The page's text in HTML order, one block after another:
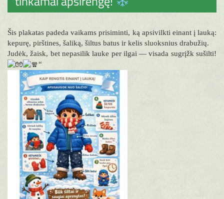
Šis plakatas padeda vaikams prisiminti, ką apsivilkti einant į lauką:
kepurę, pirštines, šaliką, šiltus batus ir kelis sluoksnius drabužių.
Judėk, žaisk, bet nepasilik lauke per ilgai — visada sugrįžk sušilti!
“